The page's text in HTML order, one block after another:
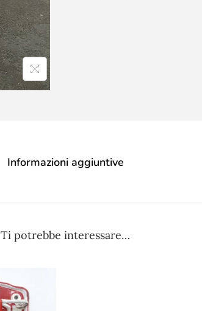
Informazioni aggiuntive
Ti potrebbe interessare…